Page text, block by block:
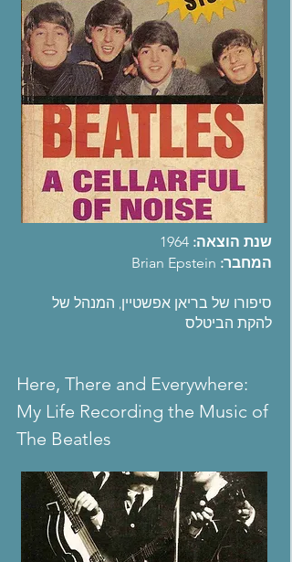
שנת הוצאה:
המחבר:
סיפורו של בריאן אפשטיין, המנהל של
להקת הביטלס
Here, There and Everywhere:
My Life Recording the Music of
The Beatles